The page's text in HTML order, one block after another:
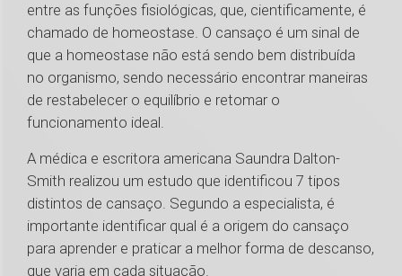
entre as funções fisiológicas, que, cientificamente, é
chamado de homeostase. O cansaço é um sinal de
que a homeostase não está sendo bem distribuída
no organismo, sendo necessário encontrar maneiras
de restabelecer o equilíbrio e retomar o
funcionamento ideal.
A médica e escritora americana Saundra Dalton-
Smith realizou um estudo que identificou 7 tipos
distintos de cansaço. Segundo a especialista, é
importante identificar qual é a origem do cansaço
para aprender e praticar a melhor forma de descanso,
que varia em cada situação.